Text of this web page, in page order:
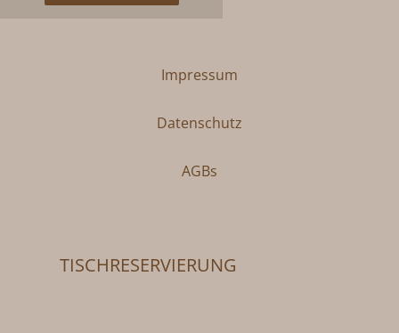
Impressum
Datenschutz
AGBs
TISCHRESERVIERUNG